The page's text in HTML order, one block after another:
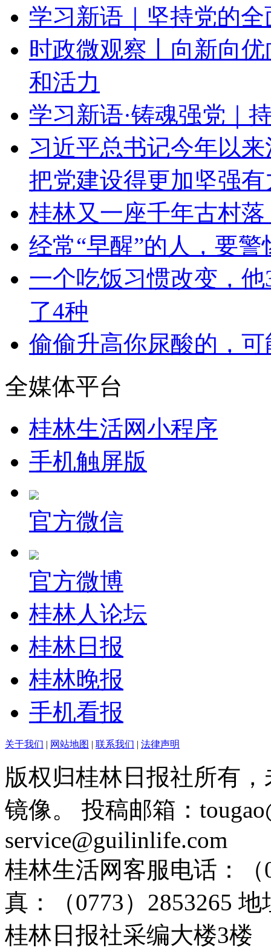
学习新语｜坚持党的
时政微观察丨向新向
和活力
学习新语·铸魂强党｜
习近平总书记今年以
把党建设得更加坚强有
桂林又一座千年古村
经常“早醒”的人，要
一个吃饭习惯改变，
了4种
偷偷升高你尿酸的，
全媒体平台
桂林生活网小程序
手机触屏版
官方微信
官方微博
桂林人论坛
桂林日报
桂林晚报
手机看报
关于我们 | 网站地图 | 联系我们 | 法律声明
版权归桂林日报社所有
镜像。 投稿邮箱：
service@guilinlife.com
桂林生活网客服电话：（
真：（0773）2853265
桂林日报社采编大楼3楼